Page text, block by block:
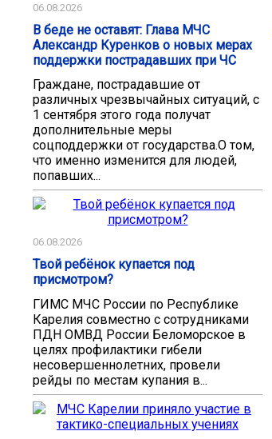
06.08.2026
В беде не оставят: Глава МЧС
Александр Куренков о новых мерах
поддержки пострадавших при ЧС
Граждане, пострадавшие от
различных чрезвычайных ситуаций, с
1 сентября этого года получат
дополнительные меры
соцподдержки от государства.О том,
что именно изменится для людей,
попавших...
06.08.2026
Твой ребёнок купается под
присмотром?
ГИМС МЧС России по Республике
Карелия совместно с сотрудниками
ПДН ОМВД России Беломорское в
целях профилактики гибели
несовершеннолетних, провели
рейды по местам купания в...